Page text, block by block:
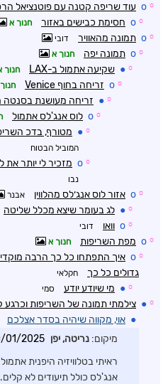
☼
o עוד שריפה קטנה עם פוטנציאל
☼
o חסימת כבישים באזור חנוך א
☼
o תמונה מהאוויר דובי
☼
o תמונה יפה חנוך א
☼
● שקיעה אתמול ב-LAX חנוך
☼
o זריחה בחוף Venice
☼
● זריחה מעושנת בסנטה
☼
o לוס אנג'לס אתמול
☼
● מטורף, בדכ
המוביל הבטוח
☼
o מזכיר לי יותר
נבו
☼
o אזור לוס אנג׳לס מהלווין אבנר
☼
● לג בעומר שיצא מכלל שליטה
☼
o וואו דובי
☼
o מפת השריפות חנוך א
☼
o איך התפתחו כל כך הרבה
גדולים כל כך
חקלאי
☼
● מי שיודע יודע סמי
☼
● צילמתי תמונה של השריפות וכרגע
● אוי, מקווה שיהיה בסדר אצלכם
מיקום: נריטה, יפן 2025 03:23
ראיתי בטלוויזיה היפנית
אנג'לס כולל תיעודים לא קלים.